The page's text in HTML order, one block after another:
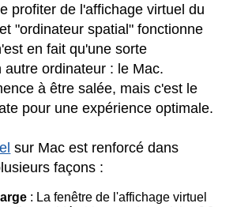
profiter de l'affichage virtuel du
"ordinateur spatial" fonctionne
en fait qu'une sorte
autre ordinateur : le Mac.
à être salée, mais c'est le
pour une expérience optimale.
sur Mac est renforcé dans
façons :
: La fenêtre de l'affichage virtuel